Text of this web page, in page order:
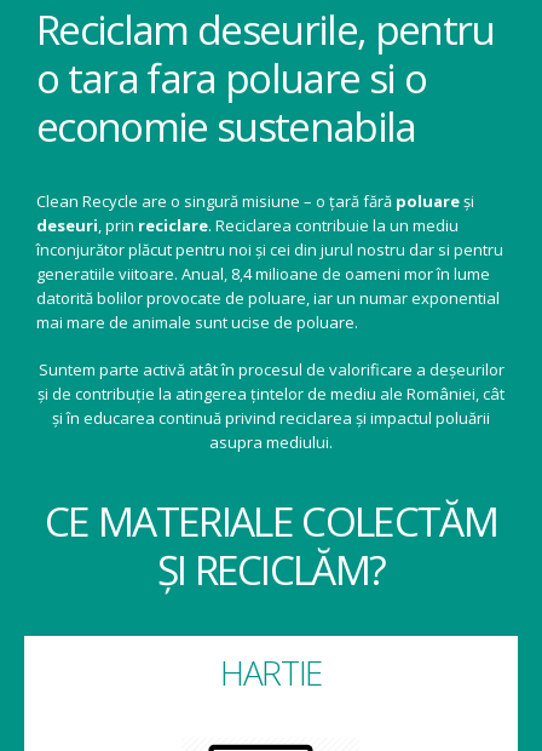
Reciclam deseurile, pentru
o tara fara poluare si o
economie sustenabila
Clean Recycle are o singură misiune – o țară fără poluareși
deseuri, prin reciclare. Reciclarea contribuie la un mediu
înconjurător plăcut pentru noi și cei din jurul nostru dar si pentru
generatiile viitoare. Anual, 8,4 milioane de oameni mor în lume
datorită bolilor provocate de poluare, iar un numar exponential
mai mare de animale sunt ucise de poluare.
Suntem parte activă atât în procesul de valorificare a deșeurilor
și de contribuție la atingerea țintelor de mediu ale României, cât
și în educarea continuă privind reciclarea și impactul poluării
asupra mediului.
CE MATERIALE COLECTĂM
ȘI RECICLĂM?
HARTIE